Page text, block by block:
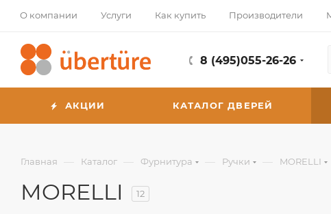
О компании Услуги Как купить Производители
8 (495)055-26-26
АКЦИИ КАТАЛОГ ДВЕРЕЙ
Главная — Каталог — Фурнитура — Ручки — MORELLI
MORELLI 12